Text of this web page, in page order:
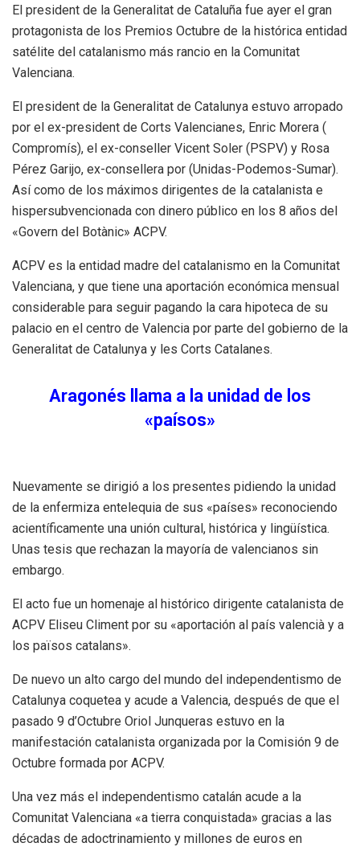
El president de la Generalitat de Cataluña fue ayer el gran
protagonista de los Premios Octubre de la histórica entidad
satélite del catalanismo más rancio en la Comunitat
Valenciana.
El president de la Generalitat de Catalunya estuvo arropado
por el ex-president de Corts Valencianes, Enric Morera (
Compromís), el ex-conseller Vicent Soler (PSPV) y Rosa
Pérez Garijo, ex-consellera por (Unidas-Podemos-Sumar).
Así como de los máximos dirigentes de la catalanista e
hispersubvencionada con dinero público en los 8 años del
«Govern del Botànic» ACPV.
ACPV es la entidad madre del catalanismo en la Comunitat
Valenciana, y que tiene una aportación económica mensual
considerable para seguir pagando la cara hipoteca de su
palacio en el centro de Valencia por parte del gobierno de la
Generalitat de Catalunya y les Corts Catalanes.
Aragonés llama a la unidad de los
«paísos»
Nuevamente se dirigió a los presentes pidiendo la unidad
de la enfermiza entelequia de sus «países» reconociendo
acientíficamente una unión cultural, histórica y lingüística.
Unas tesis que rechazan la mayoría de valencianos sin
embargo.
El acto fue un homenaje al histórico dirigente catalanista de
ACPV Eliseu Climent por su «aportación al país valencià y a
los països catalans».
De nuevo un alto cargo del mundo del independentismo de
Catalunya coquetea y acude a Valencia, después de que el
pasado 9 d’Octubre Oriol Junqueras estuvo en la
manifestación catalanista organizada por la Comisión 9 de
Octubre formada por ACPV.
Una vez más el independentismo catalán acude a la
Comunitat Valenciana «a tierra conquistada» gracias a las
décadas de adoctrinamiento y millones de euros en